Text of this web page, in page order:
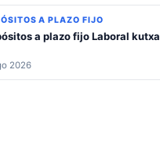
A PLAZO FIJO
a plazo fijo Laboral kutxa
2026